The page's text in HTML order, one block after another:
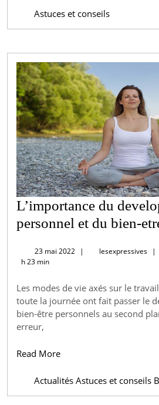
parents
Astuces et conseils
L’importance du
personnel et du bien-
23 mai 2022 23| lesexpressives |
h 23 min
Les modes de vie axés sur le
toute la journée ont fait passer le
bien-être personnels au second
erreur,
Read MoreRead
Actualités Astuces et conseils